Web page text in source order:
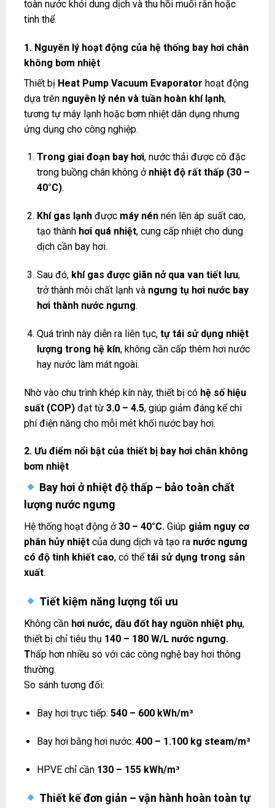
toàn nước khỏi dung dịch và thu hồi muối rắn hoặc
tinh thể.
1. Nguyên lý hoạt động của hệ thống bay hơi chân
không bơm nhiệt
Thiết bị Heat Pump Vacuum Evaporator hoạt động
dựa trên nguyên lý nén và tuần hoàn khí lạnh,
tương tự máy lạnh hoặc bơm nhiệt dân dụng nhưng
ứng dụng cho công nghiệp.
Trong giai đoạn bay hơi, nước thải được cô đặc
trong buồng chân không ở nhiệt độ rất thấp (30 –
40°C).
Khí gas lạnh được máy nén nén lên áp suất cao,
tạo thành hơi quá nhiệt, cung cấp nhiệt cho dung
dịch cần bay hơi.
Sau đó, khí gas được giãn nở qua van tiết lưu,
trở thành môi chất lạnh và ngưng tụ hơi nước bay
hơi thành nước ngưng.
Quá trình này diễn ra liên tục,tự tái sử dụng nhiệt
lượng trong hệ kín, không cần cấp thêm hơi nước
hay nước làm mát ngoài.
Nhờ vào chu trình khép kín này, thiết bị có hệ số hiệu
suất (COP) đạt từ3.0 – 4.5, giúp giảm đáng kể chi
phí điện năng cho mỗi mét khối nước bay hơi.
2. Ưu điểm nổi bật của thiết bị bay hơi chân không
bơm nhiệt
Bay hơi ở nhiệt độ thấp – bảo toàn chất
lượng nước ngưng
Hệ thống hoạt động ở30 – 40°C. Giúp giảm nguy cơ
phân hủy nhiệt của dung dịch và tạo ra nước ngưng
có độ tinh khiết cao, có thểtái sử dụng trong sản
xuất.
Tiết kiệm năng lượng tối ưu
Không cần hơi nước, dầu đốt hay nguồn nhiệt phụ,
thiết bị chỉ tiêu thụ 140 – 180 W/L nước ngưng.
Thấp hơn nhiều so với các công nghệ bay hơi thông
thường.
So sánh tương đối:
Bay hơi trực tiếp:540 – 600 kWh/m³
Bay hơi bằng hơi nước:400 – 1.100 kg steam/m³
HPVE chỉ cần 130 – 155 kWh/m³
Thiết kế đơn giản – vận hành hoàn toàn tự